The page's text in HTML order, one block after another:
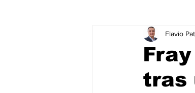
Nacionales Beltrán
Roldán
tras
Flavio